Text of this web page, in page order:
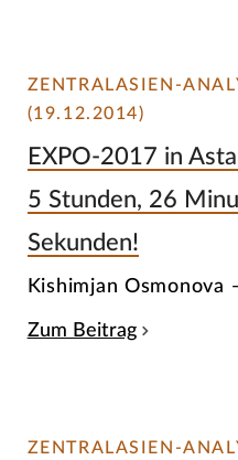
ZENTRALASIEN-
(19.12.2014)
EXPO-2017 in
5 Stunden, 26
Sekunden!
Kishimjan Osmonova
Zum Beitrag
ZENTRALASIEN-